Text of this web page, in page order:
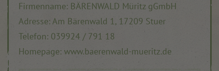
Firmenname: BÄRENWALD Müritz gGmbH
Adresse: Am Bärenwald 1, 17209 Stuer
Telefon: 039924 / 791 18
Homepage: www.baerenwald-mueritz.de